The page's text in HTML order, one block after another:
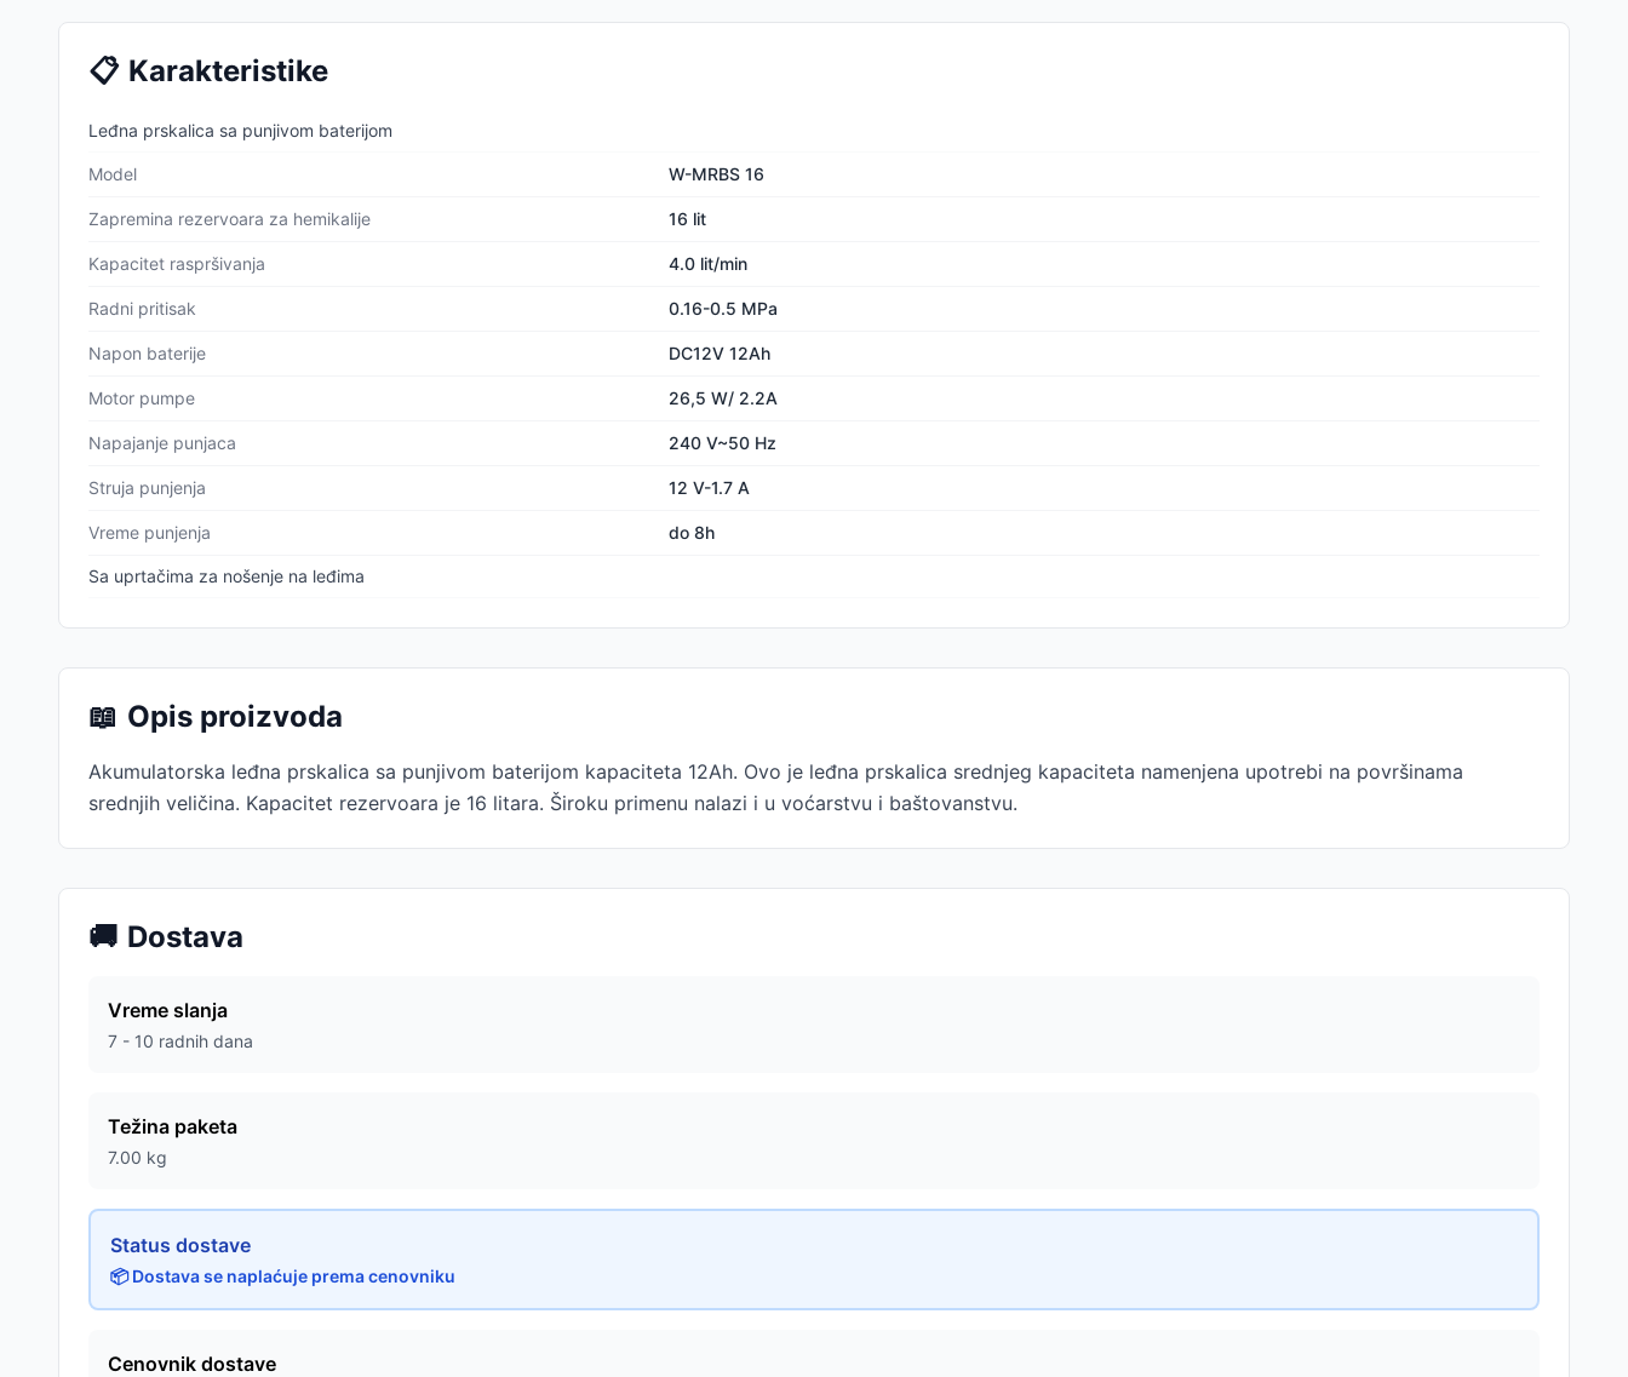
📋 Karakteristike
Leđna prskalica sa punjivom baterijom
Model W-MRBS 16
Zapremina rezervoara za hemikalije 16 lit
Kapacitet raspršivanja 4.0 lit/min
Radni pritisak 0.16-0.5 MPa
Napon baterije DC12V 12Ah
Motor pumpe 26,5 W/ 2.2A
Napajanje punjaca 240 V~50 Hz
Struja punjenja 12 V-1.7 A
Vreme punjenja do 8h
Sa uprtačima za nošenje na leđima
📖 Opis proizvoda
Akumulatorska leđna prskalica sa punjivom baterijom kapaciteta 12Ah. Ovo je leđna prskalica srednjeg kapaciteta namenjena upotrebi na površinama
srednjih veličina. Kapacitet rezervoara je 16 litara. Široku primenu nalazi i u voćarstvu i baštovanstvu.
🚚 Dostava
Vreme slanja
7 - 10 radnih dana
Težina paketa
7.00 kg
Status dostave
📦 Dostava se naplaćuje prema cenovniku
Cenovnik dostave